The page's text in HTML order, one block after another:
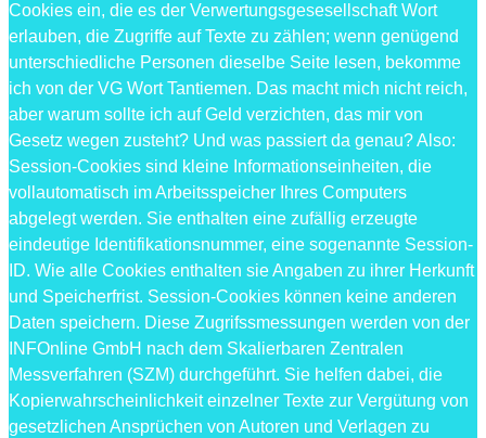
Cookies ein, die es der Verwertungsgesesellschaft Wort
erlauben, die Zugriffe auf Texte zu zählen; wenn genügend
unterschiedliche Personen dieselbe Seite lesen, bekomme
ich von der VG Wort Tantiemen. Das macht mich nicht reich,
aber warum sollte ich auf Geld verzichten, das mir von
Gesetz wegen zusteht? Und was passiert da genau? Also:
Session-Cookies sind kleine Informationseinheiten, die
vollautomatisch im Arbeitsspeicher Ihres Computers
abgelegt werden. Sie enthalten eine zufällig erzeugte
eindeutige Identifikationsnummer, eine sogenannte Session-
ID. Wie alle Cookies enthalten sie Angaben zu ihrer Herkunft
und Speicherfrist. Session-Cookies können keine anderen
Daten speichern. Diese Zugrifssmessungen werden von der
INFOnline GmbH nach dem Skalierbaren Zentralen
Messverfahren (SZM) durchgeführt. Sie helfen dabei, die
Kopierwahrscheinlichkeit einzelner Texte zur Vergütung von
gesetzlichen Ansprüchen von Autoren und Verlagen zu